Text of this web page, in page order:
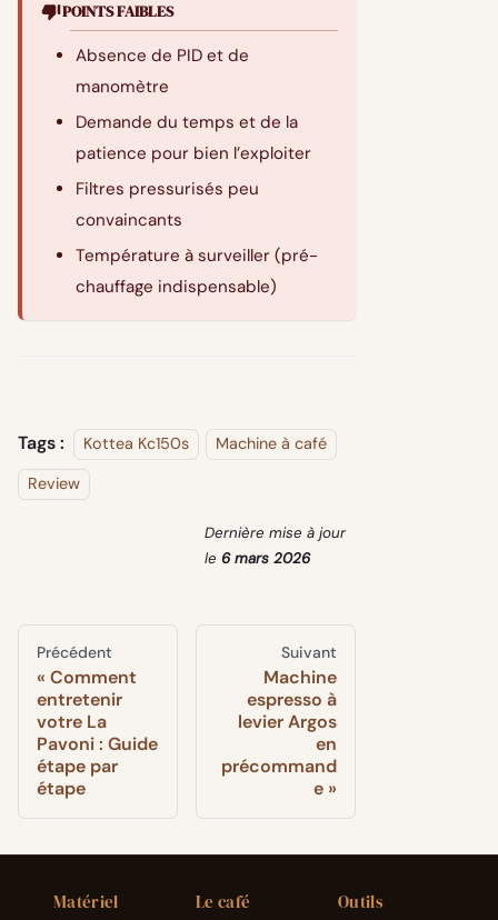
POINTS FAIBLES
Absence de PID et de
manomètre
Demande du temps et de la
patience pour bien l’exploiter
Filtres pressurisés peu
convaincants
Température à surveiller (pré-
chauffage indispensable)
Tags : Kottea Kc150s
Machine à café
Review
Dernière mise à jour
le 6 mars 2026
Précédent
Comment
entretenir
votre La
Pavoni : Guide
étape par
étape
Suivant
Machine
espresso à
levier Argos
en
précommand
e
Matériel Le café Outils